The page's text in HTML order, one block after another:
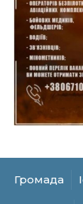
13:52
15 лип
І
13:27
15 лип
НБУ
15 лип
Громада